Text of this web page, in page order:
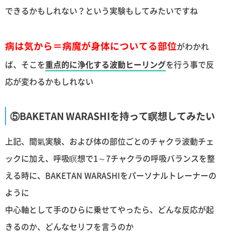
できるかもしれない？という実験もしてみたいですね
病は気から＝病魔が身体についてる部位がわかれ
ば、そこを重点的に浄化する波動ヒーリングを行う事で反
応が変わるかもしれない
⑤BAKETAN WARASHIを持って瞑想してみたい
上記、間氣実験、および体の部位ごとのチャクラ波動チェ
ックに加え、呼吸瞑想で1～7チャクラの呼吸バランスを整
える時に、BAKETAN WARASHIをパーソナルトレーナーの
ように
中心軸として手のひらに乗せてやったら、どんな反応が起
きるのか、どんなセリフを言うのか